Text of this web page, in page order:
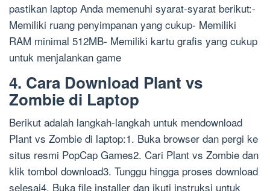
pastikan laptop Anda memenuhi syarat-syarat berikut:-
Memiliki ruang penyimpanan yang cukup- Memiliki
RAM minimal 512MB- Memiliki kartu grafis yang cukup
untuk menjalankan game
4. Cara Download Plant vs
Zombie di Laptop
Berikut adalah langkah-langkah untuk mendownload
Plant vs Zombie di laptop:1. Buka browser dan pergi ke
situs resmi PopCap Games2. Cari Plant vs Zombie dan
klik tombol download3. Tunggu hingga proses download
selesai4. Buka file installer dan ikuti instruksi untuk